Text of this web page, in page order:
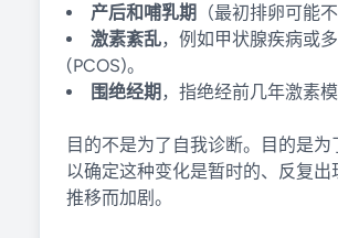
产后和哺乳期
（最初排卵可能
激素紊乱，例如甲状腺疾病或
(PCOS)。
围绝经期 ，指绝经前几年激素模
目的不是为了自我诊断。目的是为
以确定这种变化是暂时的、反复出
推移而加剧。